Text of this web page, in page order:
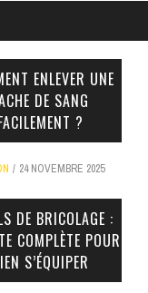
ENLEVER UNE
DE SANG
?
24 NOVEMBRE 2025
DE BRICOLAGE :
COMPLÈTE POUR
S’ÉQUIPER